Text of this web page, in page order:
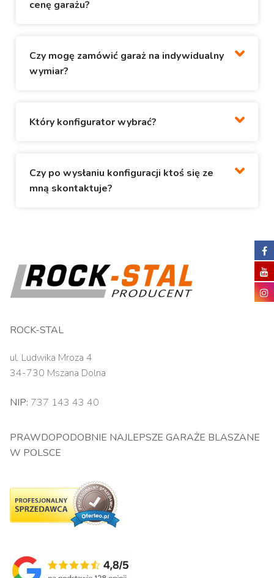
cenę garażu?
Czy mogę zamówić garaż na indywidualny
wymiar?
Który konfigurator wybrać?
Czy po wysłaniu konfiguracji ktoś się ze
mną skontaktuje?
ROCK-STAL
ul. Ludwika Mroza 4
34-730 Mszana Dolna
NIP: 737 143 43 40
PRAWDOPODOBNIE NAJLEPSZE GARAŻE BLASZANE
W POLSCE